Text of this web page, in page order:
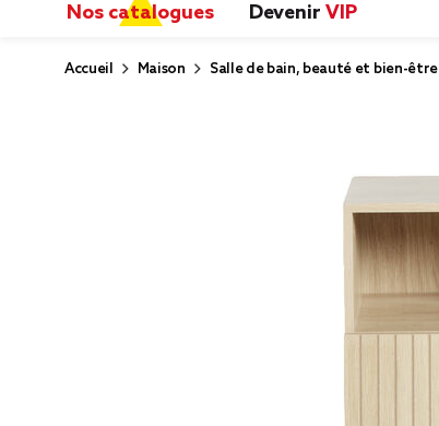
Nos catalogues Devenir VIP
Accueil Maison Salle de bain, beauté et bien-être